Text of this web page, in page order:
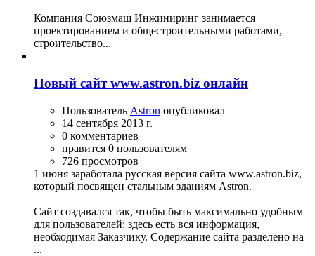
Компания Союзмаш Инжиниринг занимается
проектированием и общестроительными работами,
строительство...
Новый сайт www.astron.biz онлайн
Пользователь Astron опубликовал
14 сентября 2013 г.
0 комментариев
нравится 0 пользователям
726 просмотров
1 июня заработала русская версия сайта www.astron.biz,
который посвящен стальным зданиям Astron.
Сайт создавался так, чтобы быть максимально удобным
для пользователей: здесь есть вся информация,
необходимая Заказчику. Содержание сайта разделено на
...